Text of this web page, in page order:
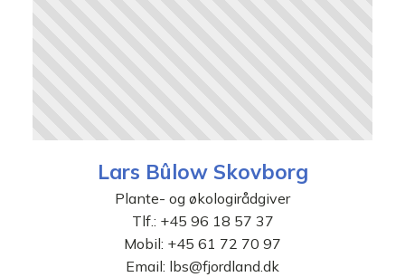
Lars Bûlow Skovborg
Plante- og økologirådgiver
Tlf.: +45 96 18 57 37
Mobil: +45 61 72 70 97
Email: lbs@fjordland.dk